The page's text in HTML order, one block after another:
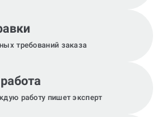
требований заказа
работу пишет эксперт